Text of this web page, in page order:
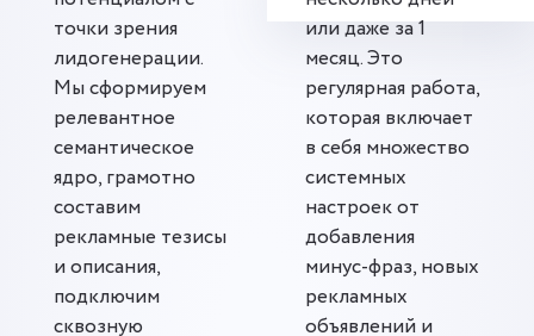
точки зрения
лидогенерации.
Мы сформируем
релевантное
семантическое
ядро, грамотно
составим
рекламные тезисы
и описания,
подключим
сквозную
или даже за 1
месяц. Это
регулярная работа,
которая включает
в себя множество
системных
настроек от
добавления
минус-фраз, новых
рекламных
объявлений и